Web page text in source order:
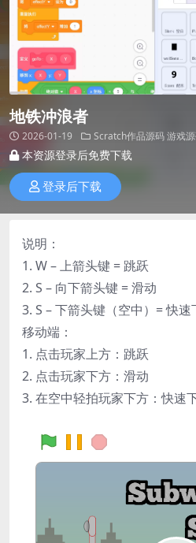
地铁冲浪者
2026-01-19 Scratch作品源码游戏
本资源登录后免费下载
登录后下载
说明：
1. W – 上箭头键 = 跳跃
2. S – 向下箭头键 = 滑动
3. S – 下箭头键（空中）= 快速
移动端：
1. 点击玩家上方：跳跃
2. 点击玩家下方：滑动
3. 在空中轻拍玩家下方：快速